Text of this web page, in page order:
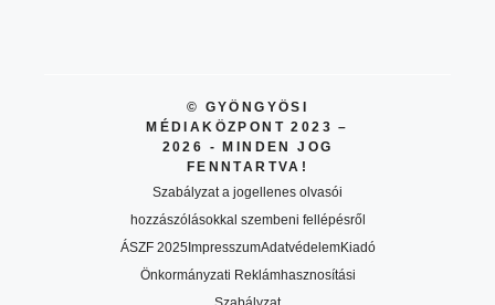
© GYÖNGYÖSI
MÉDIAKÖZPONT 2023 –
2026 - MINDEN JOG
FENNTARTVA!
Szabályzat a jogellenes olvasói
hozzászólásokkal szembeni fellépésről
ÁSZF 2025ImpresszumAdatvédelemKiadó
Önkormányzati Reklámhasznosítási